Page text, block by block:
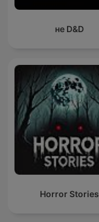
не D&D
Horror Stories